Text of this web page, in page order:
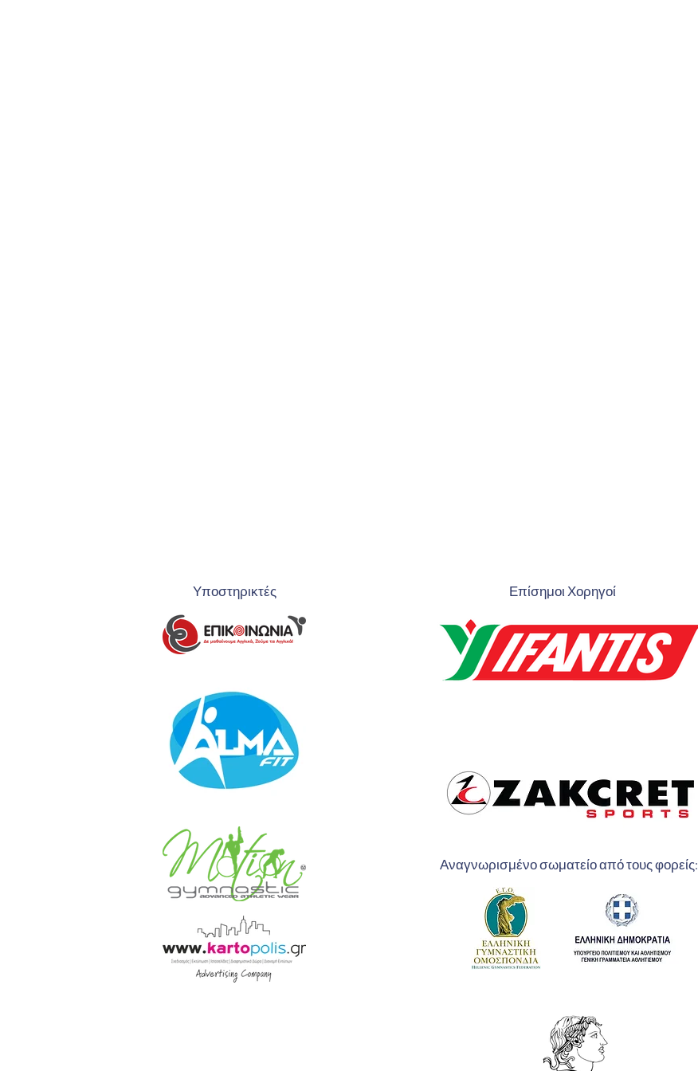
Υποστηρικτές Επίσημοι Χορηγοί
Αναγνωρισμένο σωματείο από τους φορείς: